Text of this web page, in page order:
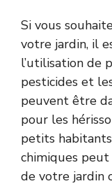
Si vous
votre jardin, il
l’utilisation de
pesticides et
peuvent être
pour les
petits
chimiques
de votre jardin